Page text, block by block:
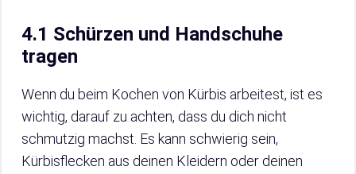
4.1 Schürzen und Handschuhe
tragen
Wenn du beim Kochen von Kürbis arbeitest, ist es
wichtig, darauf zu achten, dass du dich nicht
schmutzig machst. Es kann schwierig sein,
Kürbisflecken aus deinen Kleidern oder deinen